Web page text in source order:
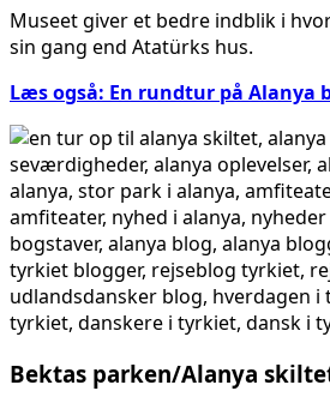
Museet giver et bedre indblik i
sin gang end Atatürks hus.
Læs også: En rundtur på Alanya
Bektas parken/Alanya